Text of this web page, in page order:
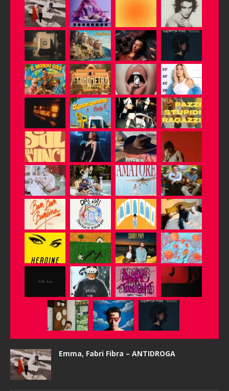
Emma, Fabri Fibra – ANTIDROGA